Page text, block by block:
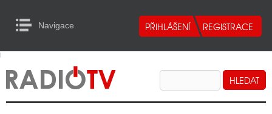
Navigace
RADIA
TELEVIZE
to Content